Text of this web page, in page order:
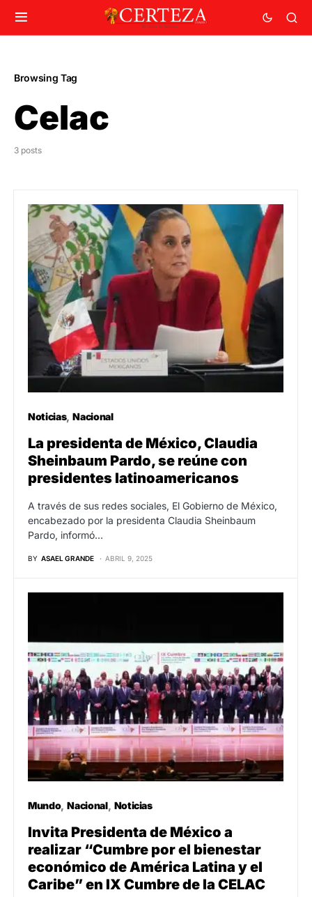
Browsing Tag
Celac
3 posts
Noticias Nacional
La presidenta de México, Claudia
Sheinbaum Pardo, se reúne con
presidentes latinoamericanos
A través de sus redes sociales, El Gobierno de México,
encabezado por la presidenta Claudia Sheinbaum
Pardo, informó…
BY ASAEL GRANDE ABRIL 9, 2025
Mundo Nacional Noticias
Invita Presidenta de México a
realizar “Cumbre por el bienestar
económico de América Latina y el
Caribe” en IX Cumbre de la CELAC